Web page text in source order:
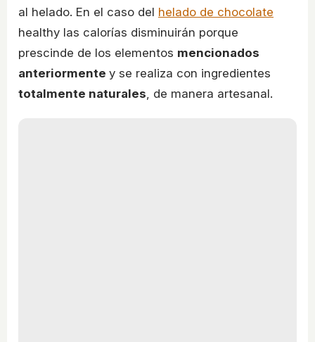
al helado. En el caso del helado de chocolate
healthy las calorías disminuirán porque
prescinde de los elementos mencionados
anteriormente y se realiza con ingredientes
totalmente naturales, de manera artesanal.